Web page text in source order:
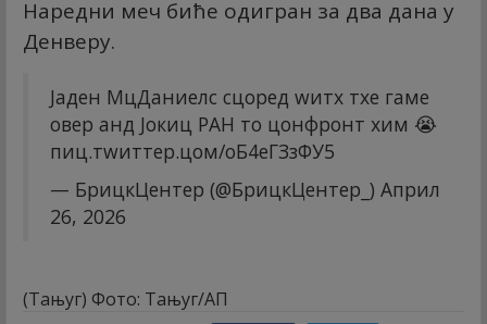
Наредни меч биће одигран за два дана у
Денверу.
Јаден МцДаниелс сцоред wитх тхе гаме
овер анд Јокиц РАН то цонфронт хим 😭
пиц.тwиттер.цом/оБ4еГЗзФУ5
— БрицкЦентер (@БрицкЦентер_) Април
26, 2026
(Тањуг) Фото: Тањуг/АП